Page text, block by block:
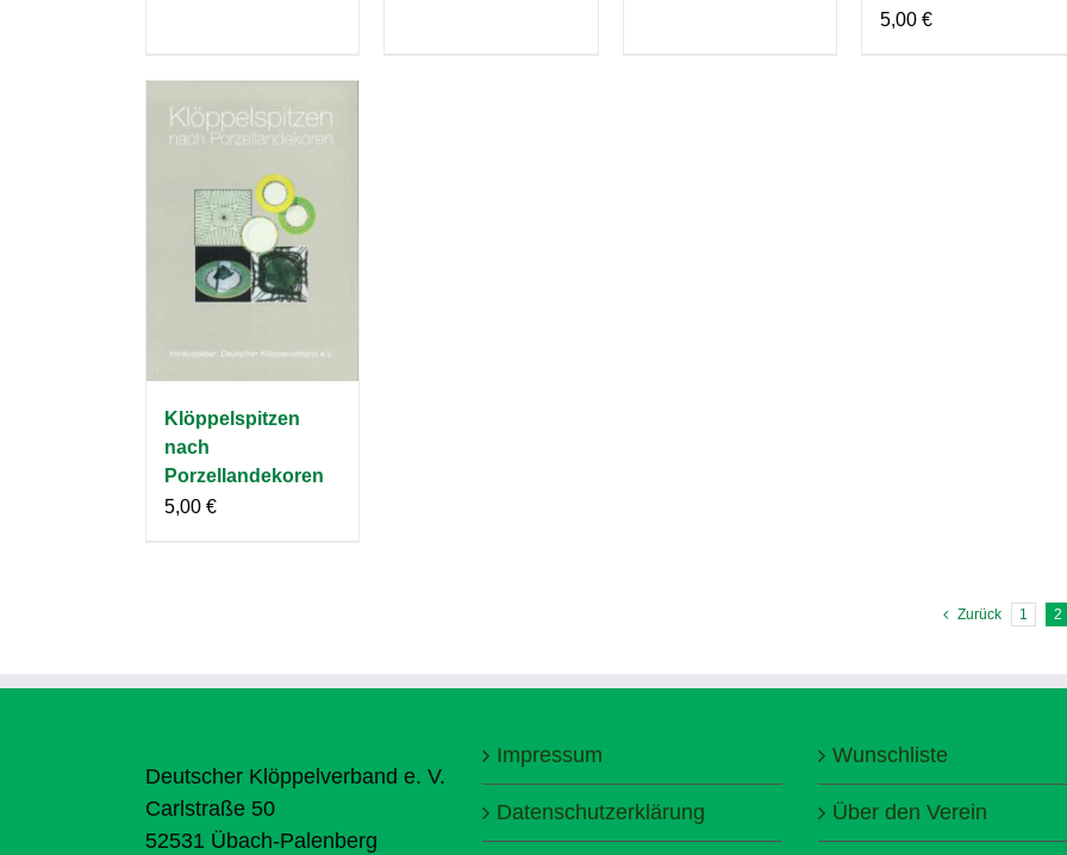
5,00 €
Klöppelspitzen
nach
Porzellandekoren
5,00 €
Zurück 1 2
Deutscher Klöppelverband e. V.
Carlstraße 50
52531 Übach-Palenberg
Impressum
Datenschutzerklärung
Wunschliste
Über den Verein